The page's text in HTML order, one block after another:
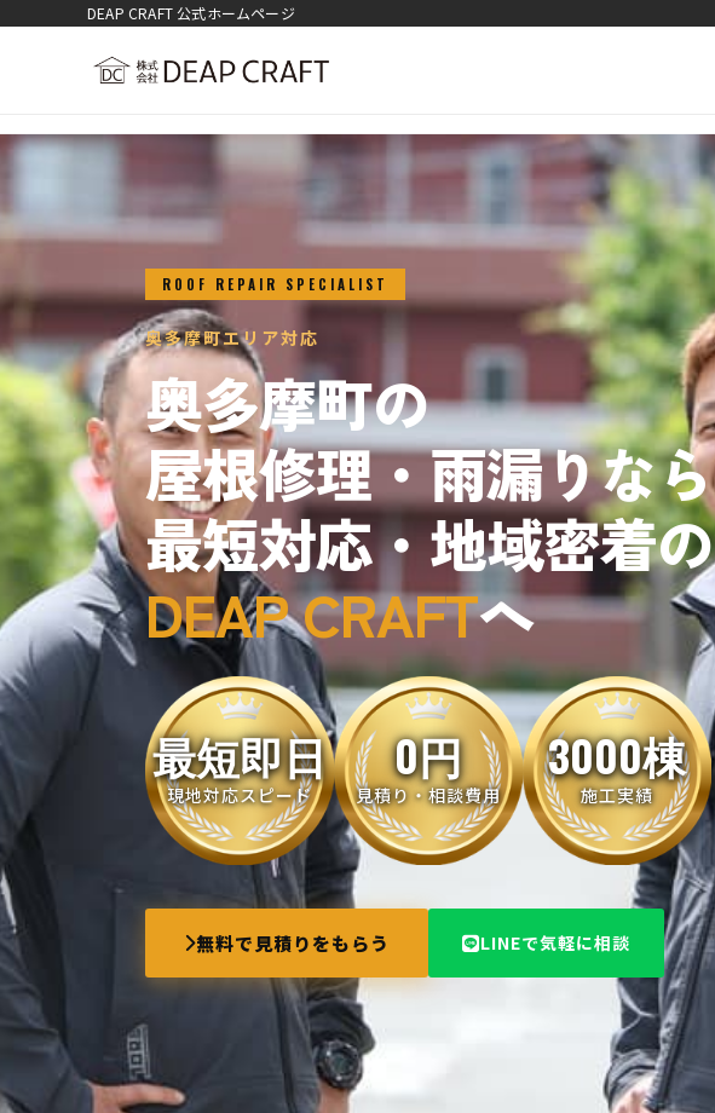
DEAP CRAFT 公式ホームページ
ROOF REPAIR SPECIALIST
奥多摩町エリア対応
奥多摩町の
屋根修理・雨漏りなら
最短対応・地域密着の
DEAP CRAFTへ
最短即日
現地対応スピード
0円
見積り・相談費用
3000棟
施工実績
無料で見積りをもらう LINEで気軽に相談